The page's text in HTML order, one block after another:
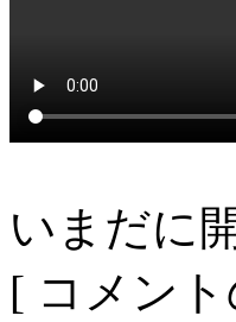
いまだに
[ コメン